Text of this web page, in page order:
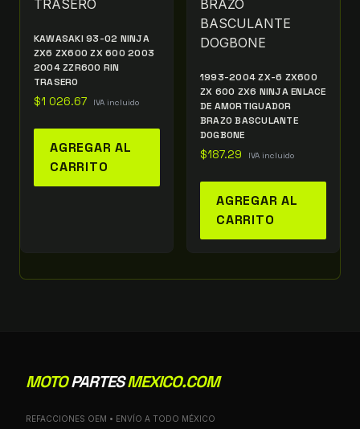
KAWASAKI 93-02 NINJA
ZX6 ZX600 ZX 600 2003
2004 ZZR600 RIN
TRASERO
$1 026.67 IVA incluido
AGREGAR AL
CARRITO
1993-2004 ZX-6 ZX600
ZX 600 ZX6 NINJA ENLACE
DE AMORTIGUADOR
BRAZO BASCULANTE
DOGBONE
$187.29 IVA incluido
AGREGAR AL
CARRITO
MOTOPARTESMEXICO.COM
REFACCIONES OEM • ENVÍO A TODO MÉXICO